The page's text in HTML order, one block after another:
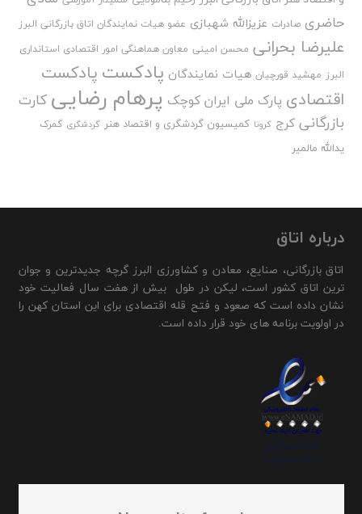
حاضری صادرات عزیزالله شهبازی عضو هیات نمایندگان اتاق بازرگانی البرز
علیرضا بحرانی محسن امینی معاون هماهنگی امور اقتصادی استانداری
البرز مهشید قورچیان هیات نمایندگان پادکست پادکست
اقتصادی پارک ملی ایران کوچک پرهام رضایی کارت
بازرگانی کرج کرونا کمیسیون گردشگری و اقتصاد هنر گردشگری گمرک
یدالله مالمیر
درباره اتاق
اتاق بازرگانی، صنایع، معادن و کشاورزی البرز گرچه جدیدترین و جوان
ترین اتاق کشور است، لیکن در طول بیش از هفت سال فعالیت خود
نشان داده است که صعود و فتح قله اقتصادی برای این استان کهن را
در اولویت برنامه های خود قرار داده است.